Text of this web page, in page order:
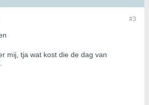
#3
mij, tja wat kost die de dag van